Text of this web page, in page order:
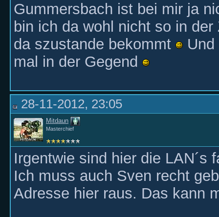
Gummersbach ist bei mir ja
bin ich da wohl nicht so in
da szustande bekommt
mal in der Gegend
28-11-2012, 23:05
Mitdaun
Masterchief
Irgentwie sind hier die LAN´s
Ich muss auch Sven recht
Adresse hier raus. Das kann